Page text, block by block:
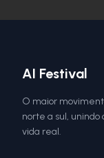
AI Festival
O maior
norte a sul,
vida real.